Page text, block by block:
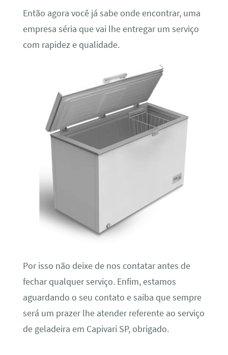
Então agora você já sabe onde encontrar, uma
empresa séria que vai lhe entregar um serviço
com rapidez e qualidade.
Por isso não deixe de nos contatar antes de
fechar qualquer serviço. Enfim, estamos
aguardando o seu contato e saiba que sempre
será um prazer lhe atender referente ao serviço
de geladeira em Capivari SP, obrigado.